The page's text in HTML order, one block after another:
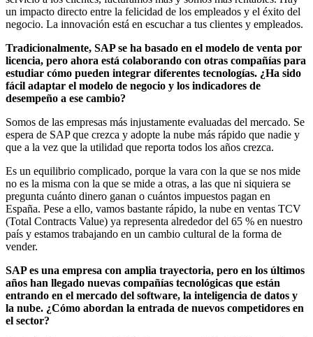
un impacto directo entre la felicidad de los empleados y el éxito del
negocio. La innovación está en escuchar a tus clientes y empleados.
Tradicionalmente, SAP se ha basado en el modelo de venta por
licencia, pero ahora está colaborando con otras compañías para
estudiar cómo pueden integrar diferentes tecnologías. ¿Ha sido
fácil adaptar el modelo de negocio y los indicadores de
desempeño a ese cambio?
Somos de las empresas más injustamente evaluadas del mercado. Se
espera de SAP que crezca y adopte la nube más rápido que nadie y
que a la vez que la utilidad que reporta todos los años crezca.
Es un equilibrio complicado, porque la vara con la que se nos mide
no es la misma con la que se mide a otras, a las que ni siquiera se
pregunta cuánto dinero ganan o cuántos impuestos pagan en
España. Pese a ello, vamos bastante rápido, la nube en ventas TCV
(Total Contracts Value) ya representa alrededor del 65 % en nuestro
país y estamos trabajando en un cambio cultural de la forma de
vender.
SAP es una empresa con amplia trayectoria, pero en los últimos
años han llegado nuevas compañías tecnológicas que están
entrando en el mercado del software, la inteligencia de datos y
la nube. ¿Cómo abordan la entrada de nuevos competidores en
el sector?